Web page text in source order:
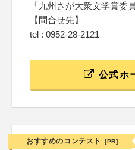
「九州さが大衆文学賞委
【問合せ先】
tel : 0952-28-2121
公式ホ
おすすめのコンテスト [PR]